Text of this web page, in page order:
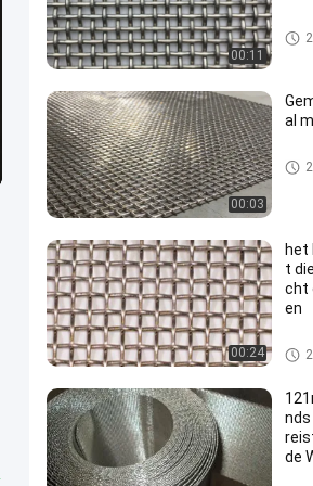
00:11
ss
00:03
al
ss
00:24
het
t
cht
en
ss
nds
de